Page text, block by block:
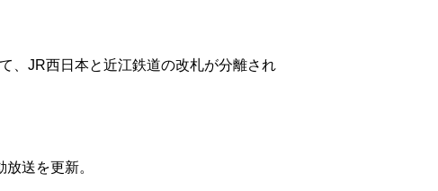
、JR西日本と近江鉄道の改札が分離され
送を更新。